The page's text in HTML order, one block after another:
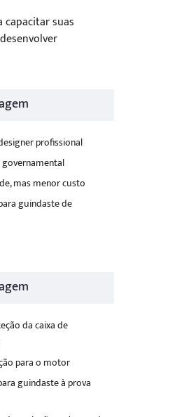
suas
profissional
mas menor custo
guindaste de
da caixa de
para o motor
guindaste à prova